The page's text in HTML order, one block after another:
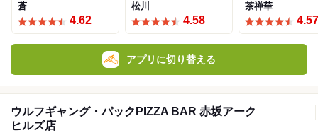
蒼
4.62
松川
4.58
茶禅華
4.57
アプリに切り替える
ウルフギャング・パックPIZZA BAR 赤坂アーク
ヒルズ店